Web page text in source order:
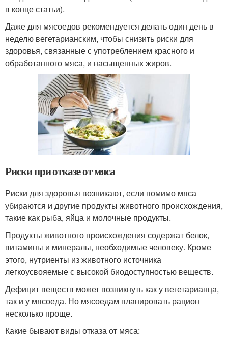
в конце статьи).
Даже для мясоедов рекомендуется делать один день в
неделю вегетарианским, чтобы снизить риски для
здоровья, связанные с употреблением красного и
обработанного мяса, и насыщенных жиров.
Риски при отказе от мяса
Риски для здоровья возникают, если помимо мяса
убираются и другие продукты животного происхождения,
такие как рыба, яйца и молочные продукты.
Продукты животного происхождения содержат белок,
витамины и минералы, необходимые человеку. Кроме
этого, нутриенты из животного источника
легкоусвояемые с высокой биодоступностью веществ.
Дефицит веществ может возникнуть как у вегетарианца,
так и у мясоеда. Но мясоедам планировать рацион
несколько проще.
Какие бывают виды отказа от мяса: